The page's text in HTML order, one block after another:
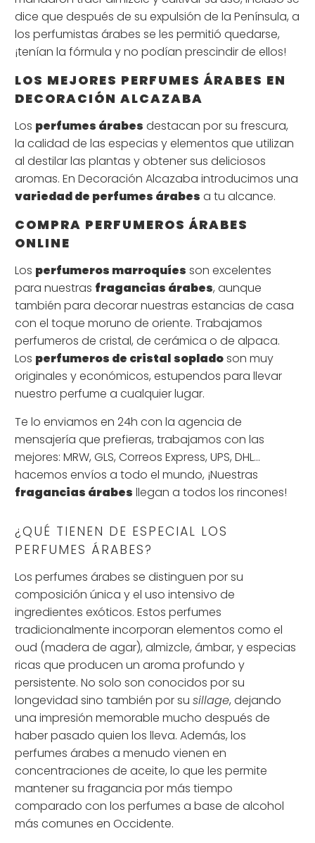
dice que después de su expulsión de la Península, a
los perfumistas árabes se les permitió quedarse,
¡tenían la fórmula y no podían prescindir de ellos!
LOS MEJORES PERFUMES ÁRABES EN
DECORACIÓN ALCAZABA
Los perfumes árabes destacan por su frescura,
la calidad de las especias y elementos que utilizan
al destilar las plantas y obtener sus deliciosos
aromas. En Decoración Alcazaba introducimos una
variedad de perfumes árabes a tu alcance.
COMPRA PERFUMEROS ÁRABES
ONLINE
Los perfumeros marroquíes son excelentes
para nuestras fragancias árabes, aunque
también para decorar nuestras estancias de casa
con el toque moruno de oriente. Trabajamos
perfumeros de cristal, de cerámica o de alpaca.
Los perfumeros de cristalsopladoson muy
originales y económicos, estupendos para llevar
nuestro perfume a cualquier lugar.
Te lo enviamos en 24h con la agencia de
mensajería que prefieras, trabajamos con las
mejores: MRW, GLS, Correos Express, UPS, DHL...
hacemos envíos a todo el mundo, ¡Nuestras
fragancias árabes llegan a todos los rincones!
¿QUÉ TIENEN DE ESPECIAL LOS
PERFUMES ÁRABES?
Los perfumes árabes se distinguen por su
composición única y el uso intensivo de
ingredientes exóticos. Estos perfumes
tradicionalmente incorporan elementos como el
oud (madera de agar), almizcle, ámbar, y especias
ricas que producen un aroma profundo y
persistente. No solo son conocidos por su
longevidad sino también por susillage, dejando
una impresión memorable mucho después de
haber pasado quien los lleva. Además, los
perfumes árabes a menudo vienen en
concentraciones de aceite, lo que les permite
mantener su fragancia por más tiempo
comparado con los perfumes a base de alcohol
más comunes en Occidente.